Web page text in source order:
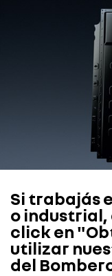
Si trabajás
o
click en
utilizar
del